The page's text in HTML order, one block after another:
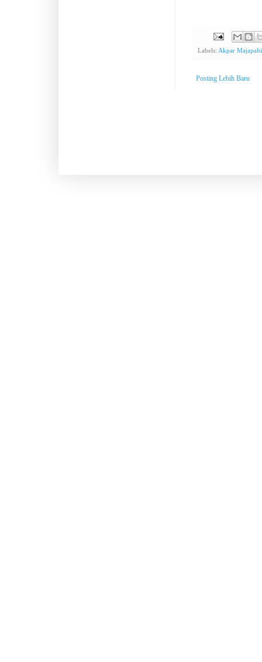
Labels: Akpar
Posting Lebih Baru